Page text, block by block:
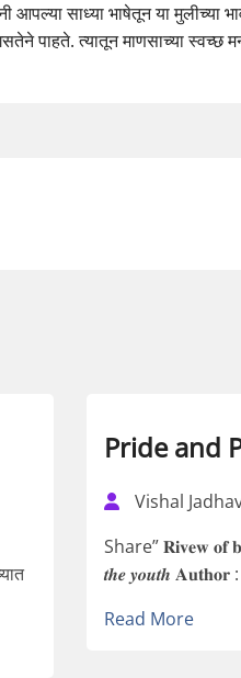
साध्या भाषेतून या मुलीच्या
पाहते. त्यातून माणसाच्या स्वच्छ
Pride and
Vishal
Share” 𝐑𝐢𝐯𝐞𝐰 𝐨𝐟
𝒕𝒉𝒆 𝒚𝒐𝒖𝒕𝒉
Read More